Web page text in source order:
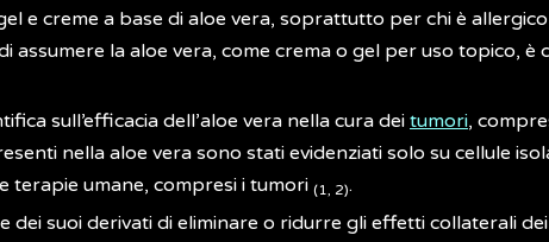
e creme a base di aloe vera, soprattutto per chi è
la aloe vera, come crema o gel per uso topico, è
sull’efficacia dell’aloe vera nella cura deitumori,
nella aloe vera sono stati evidenziati solo su cellule
terapie umane, compresi i tumori (1, 2).
suoi derivati di eliminare o ridurre gli effetti collaterali